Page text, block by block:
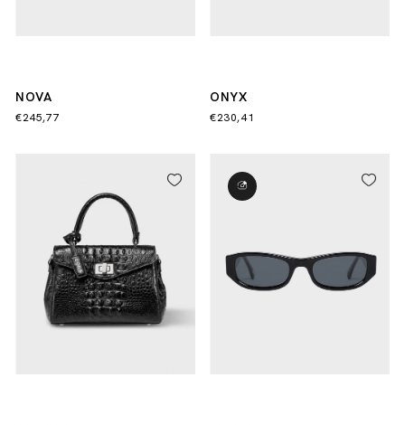
NOVA
€245,77
ONYX
€230,41